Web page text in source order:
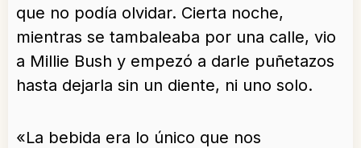
que no podía olvidar. Cierta noche,
mientras se tambaleaba por una calle, vio
a Millie Bush y empezó a darle puñetazos
hasta dejarla sin un diente, ni uno solo.
«La bebida era lo único que nos